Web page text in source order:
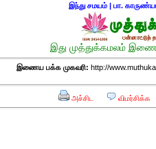
இந்து சமயம் | பா.
இது முத்துக்கமலம்
இணைய பக்க முகவரி: http://
அச்சிட விமர்சிக்க